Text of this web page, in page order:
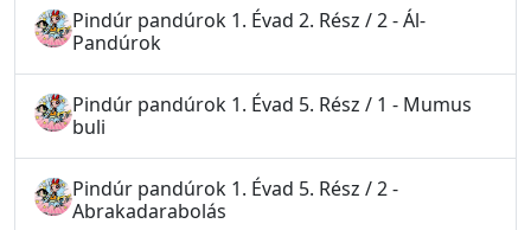
Pindúr pandúrok 1. Évad 2. Rész / 2 - Ál-
Pandúrok
Pindúr pandúrok 1. Évad 5. Rész / 1 - Mumus
buli
Pindúr pandúrok 1. Évad 5. Rész / 2 -
Abrakadarabolás